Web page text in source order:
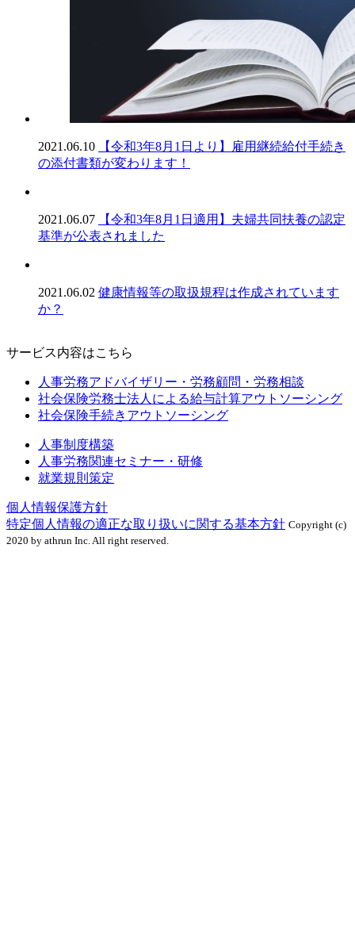
2021.06.10
【令和3年8月1日より】雇用継続給付手続き
の添付書類が変わります！
2021.06.07
【令和3年8月1日適用】夫婦共同扶養の認定
基準が公表されました
2021.06.02 健康情報等の取扱規程は作成されています
か？
サービス内容はこちら
人事労務アドバイザリー・労務顧問・労務相談
社会保険労務士法人による給与計算アウトソーシング
社会保険手続きアウトソーシング
人事制度構築
人事労務関連セミナー・研修
就業規則策定
個人情報保護方針
特定個人情報の適正な取り扱いに関する基本方針 Copyright (c)
2020 by athrun Inc. All right reserved.